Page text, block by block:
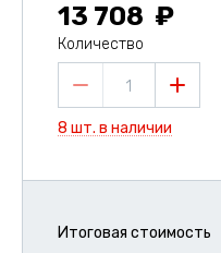
13 708
Количество
1
8 шт. в наличии
Итоговая стоимость